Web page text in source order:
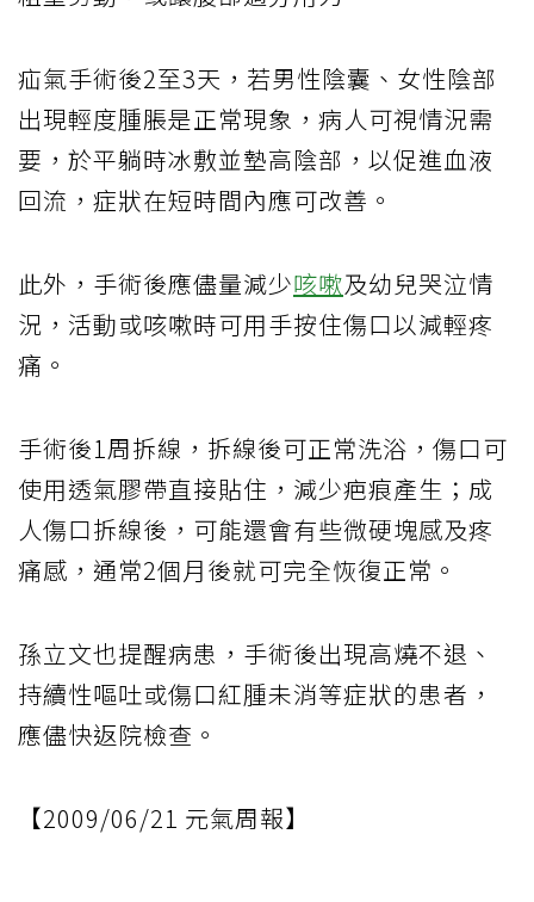
疝氣手術後2至3天，若男性陰囊、女性陰部
出現輕度腫脹是正常現象，病人可視情況需
要，於平躺時冰敷並墊高陰部，以促進血液
回流，症狀在短時間內應可改善。
此外，手術後應儘量減少咳嗽及幼兒哭泣情
況，活動或咳嗽時可用手按住傷口以減輕疼
痛。
手術後1周拆線，拆線後可正常洗浴，傷口可
使用透氣膠帶直接貼住，減少疤痕產生；成
人傷口拆線後，可能還會有些微硬塊感及疼
痛感，通常2個月後就可完全恢復正常。
孫立文也提醒病患，手術後出現高燒不退、
持續性嘔吐或傷口紅腫未消等症狀的患者，
應儘快返院檢查。
【2009/06/21 元氣周報】